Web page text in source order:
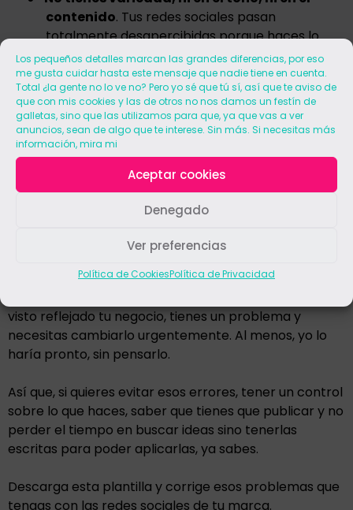
Los pequeños detalles marcan las grandes diferencias, por eso
me gusta cuidar hasta este mensaje que nadie tiene en cuenta.
Total ¿la gente no lo ve no? Pero yo sé que tú sí, así que te aviso de
que con mis cookies y las de otros no nos damos un festín de
galletas, sino que las utilizamos para que, ya que vas a ver
anuncios, sean de algo que te interese. Sin más. Si necesitas más
información, mira mi
Aceptar cookies
Denegado
Ver preferencias
Política de CookiesPolítica de Privacidad
contenido. Tus redes sociales pasan
totalmente desapercibidas porque haces lo
mismo que hacen otros.
● No tienes tiempopara dedicar todos los días
en saber que vas a publicar.
Y para mí uno de los más importantes,
sabes a dónde vas, ni qué objetivo quieres
conseguir con lo que estás publicando
Crees que por publicar ya vale, pero lo único
te da ningún beneficio.
visto reflejado tu negocio, tienes un problema y
necesitas cambiarlo urgentemente. Al menos, yo lo
haría pronto, sin pensarlo.
Así que, si quieres evitar esos errores, tener un control
sobre lo que haces, saber que tienes que publicar y no
perder el tiempo en buscar ideas sino tenerlas
escritas para poder aplicarlas, ya sabes.
Descarga esta plantilla y corrige esos problemas que
tengas con las redes sociales de tu marca.